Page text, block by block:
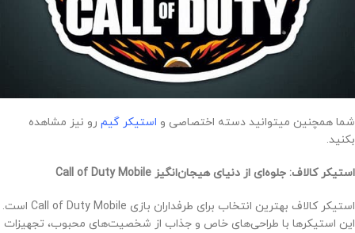
شما همچنین میتوانید دسته اختصاصی و استیکر گیم رو نیز مشاهده
بکنید.
استیکر کالاف: جلوه‌ای از دنیای هیجان‌انگیز Call of Duty Mobile
استیکر کالاف بهترین انتخاب برای طرفداران بازی Call of Duty Mobile است.
این استیکرها با طراحی‌های خاص و جذاب از شخصیت‌های محبوب، تجهیزات